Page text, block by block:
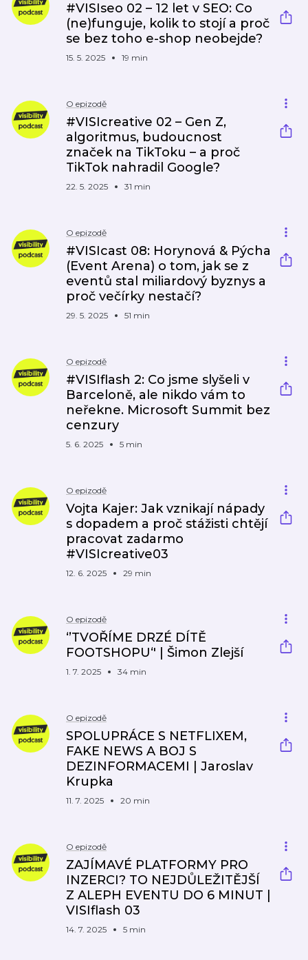
#VISIseo 02 – 12 let v SEO: Co
(ne)funguje, kolik to stojí a proč
se bez toho e-shop neobejde?
15. 5. 2025 19 min
O epizodě
#VISIcreative 02 – Gen Z,
algoritmus, budoucnost
značek na TikToku – a proč
TikTok nahradil Google?
22. 5. 2025 31 min
O epizodě
#VISIcast 08: Horynová & Pýcha
(Event Arena) o tom, jak se z
eventů stal miliardový byznys a
proč večírky nestačí?
29. 5. 2025 51 min
O epizodě
#VISIflash 2: Co jsme slyšeli v
Barceloně, ale nikdo vám to
neřekne. Microsoft Summit bez
cenzury
5. 6. 2025 5 min
O epizodě
Vojta Kajer: Jak vznikají nápady
s dopadem a proč stážisti chtějí
pracovat zadarmo
#VISIcreative03
12. 6. 2025 29 min
O epizodě
‘’TVOŘÍME DRZÉ DÍTĚ
FOOTSHOPU‘' | Šimon Zlejší
1. 7. 2025 34 min
O epizodě
SPOLUPRÁCE S NETFLIXEM,
FAKE NEWS A BOJ S
DEZINFORMACEMI | Jaroslav
Krupka
11. 7. 2025 20 min
O epizodě
ZAJÍMAVÉ PLATFORMY PRO
INZERCI? TO NEJDŮLEŽITĚJŠÍ
Z ALEPH EVENTU DO 6 MINUT |
VISIflash 03
14. 7. 2025 5 min